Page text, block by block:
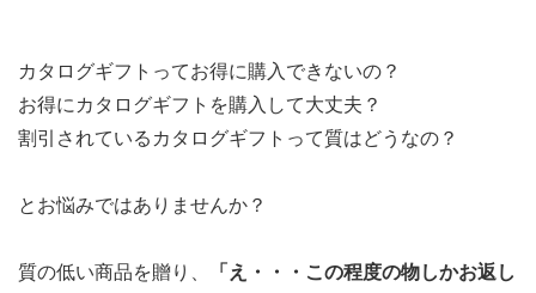
カタログギフトってお得に購入できないの？
お得にカタログギフトを購入して大丈夫？
割引されているカタログギフトって質はどうなの？
とお悩みではありませんか？
質の低い商品を贈り、
「え・・・この程度の物しかお返し